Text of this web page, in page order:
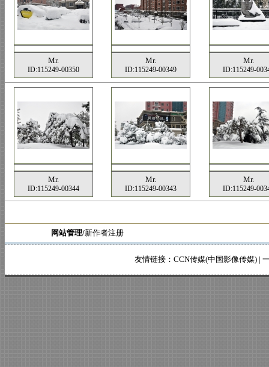
Mr.
ID:115249-00350
Mr.
ID:115249-00349
Mr.
ID:115249-
Mr.
ID:115249-00344
Mr.
ID:115249-00343
Mr.
ID:115249-
网站管理/新作者注册
友情链接： CCN传媒(中国影像传媒) |